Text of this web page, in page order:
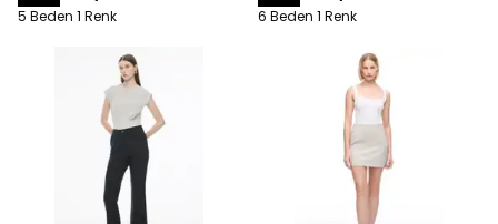
5 Beden 1 Renk 6 Beden 1 Renk